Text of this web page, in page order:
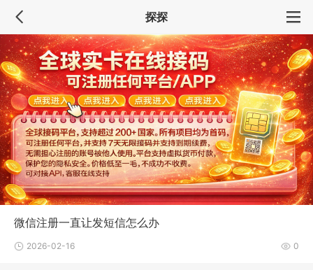
探探
微信注册一直让发短信怎么办
2026-02-16 0